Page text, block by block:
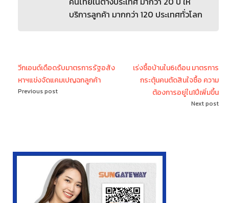
บริการลูกค้า มากกว่า 120 ประเทศทั่วโลก
วีกเอนด์เดือดรับมาตรการรัฐอสัง
หาฯแข่งจัดแคมเปญฉกลูกค้า
Previous post
เร่งซื้อบ้านใน6เดือน มาตรการ
กระตุ้นคนตัดสินใจซื้อ ความ
ต้องการอยู่ใน1ปีเพิ่มขึ้น
Next post